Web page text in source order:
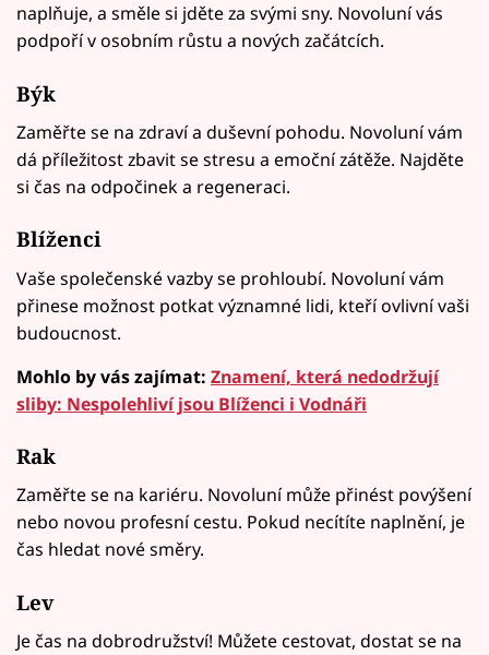
naplňuje, a směle si jděte za svými sny. Novoluní vás
podpoří v osobním růstu a nových začátcích.
Býk
Zaměřte se na zdraví a duševní pohodu. Novoluní vám
dá příležitost zbavit se stresu a emoční zátěže. Najděte
si čas na odpočinek a regeneraci.
Blíženci
Vaše společenské vazby se prohloubí. Novoluní vám
přinese možnost potkat významné lidi, kteří ovlivní vaši
budoucnost.
Mohlo by vás zajímat: Znamení, která nedodržují
sliby: Nespolehliví jsou Blíženci i Vodnáři
Rak
Zaměřte se na kariéru. Novoluní může přinést povýšení
nebo novou profesní cestu. Pokud necítíte naplnění, je
čas hledat nové směry.
Lev
Je čas na dobrodružství! Můžete cestovat, dostat se na